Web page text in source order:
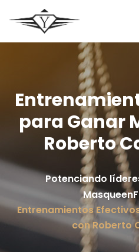
para Ganar
Roberto
Potenciando
Entrenamientos
con Roberto